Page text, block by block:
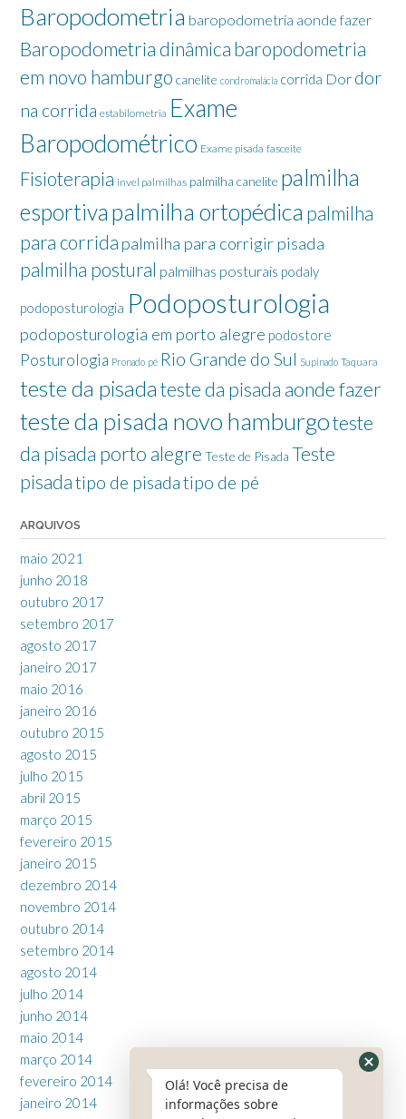
Baropodometria baropodometria aonde fazer
Baropodometria dinâmica baropodometria
em novo hamburgo canelite condromalácia corrida Dor dor
na corrida estabilometria Exame
Baropodométrico Exame pisada fasceite
Fisioterapia invel palmilhas palmilha canelite palmilha
esportiva palmilha ortopédica palmilha
para corrida palmilha para corrigir pisada
palmilha postural palmilhas posturais podaly
podoposturologia Podoposturologia
podoposturologia em porto alegre podostore
Posturologia Pronado pé Rio Grande do Sul Supinado Taquara
teste da pisadateste da pisada aonde fazer
teste da pisada novo hamburgoteste
da pisada porto alegre Teste de Pisada Teste
pisadatipo de pisadatipo de pé
ARQUIVOS
maio 2021
junho 2018
outubro 2017
setembro 2017
agosto 2017
janeiro 2017
maio 2016
janeiro 2016
outubro 2015
agosto 2015
julho 2015
abril 2015
março 2015
fevereiro 2015
janeiro 2015
dezembro 2014
novembro 2014
outubro 2014
setembro 2014
agosto 2014
julho 2014
junho 2014
maio 2014
março 2014
fevereiro 2014
janeiro 2014
Olá! Você precisa de
informações sobre